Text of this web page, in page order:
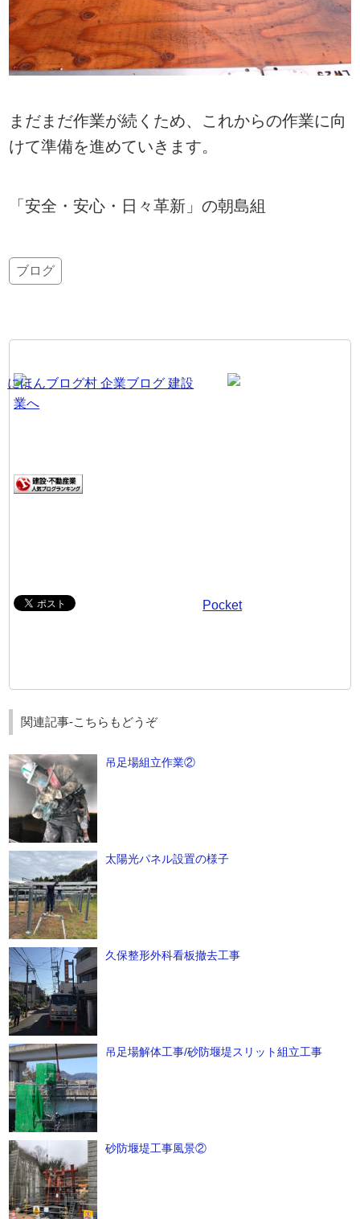
まだまだ作業が続くため、これからの作業に向
けて準備を進めていきます。
「安全・安心・日々革新」の朝島組
ブログ
Pocket
関連記事-こちらもどうぞ
吊足場組立作業②
太陽光パネル設置の様子
久保整形外科看板撤去工事
吊足場解体工事/砂防堰堤スリット組立工事
砂防堰堤工事風景②